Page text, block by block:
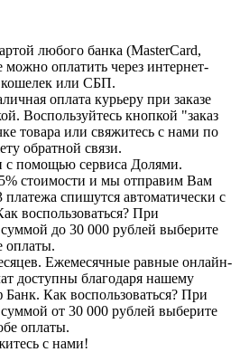
любого банка (MasterCard,
оплатить через интернет-
или СБП.
оплата курьеру при заказе
Воспользуйтесь кнопкой "заказ
товара или свяжитесь с нами по
обратной связи.
с помощью сервиса Долями.
стоимости и мы отправим Вам
платежа спишутся автоматически с
воспользоваться? При
до 30 000 рублей выберите
оплаты.
Ежемесячные равные онлайн-
доступны благодаря нашему
Как воспользоваться? При
от 30 000 рублей выберите
оплаты.
с нами!